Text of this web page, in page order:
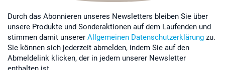
Durch das Abonnieren unseres Newsletters bleiben Sie über
unsere Produkte und Sonderaktionen auf dem Laufenden und
stimmen damit unserer Allgemeinen Datenschutzerklärung zu.
Sie können sich jederzeit abmelden, indem Sie auf den
Abmeldelink klicken, der in jedem unserer Newsletter